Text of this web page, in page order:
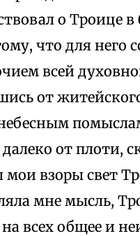
о Троице
что для него
всей
от
от плоти,
мои взоры свет
мне мысль,
всех общее и